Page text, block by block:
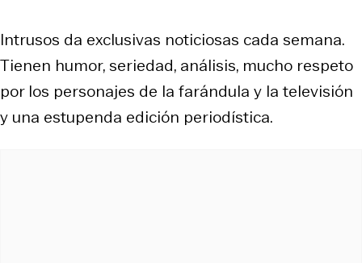
Intrusos da exclusivas noticiosas cada semana.
Tienen humor, seriedad, análisis, mucho respeto
por los personajes de la farándula y la televisión
y una estupenda edición periodística.